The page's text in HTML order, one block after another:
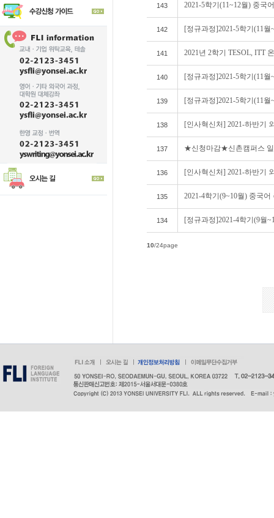
143 2021-5학기(11~12월) 중국
142 [정규과정]2021-5학기(11
141 2021년 2학기 TESOL, ITT
140 [정규과정]2021-5학기(11월
139 [정규과정]2021-5학기(11
138 [인사혁신처] 2021-하반기
137 ★신청마감★신촌캠퍼스 일
136 [인사혁신처] 2021-하반기
135 2021-4학기(9~10월) 중국어
134 [정규과정]2021-4학기(9월
10/24page